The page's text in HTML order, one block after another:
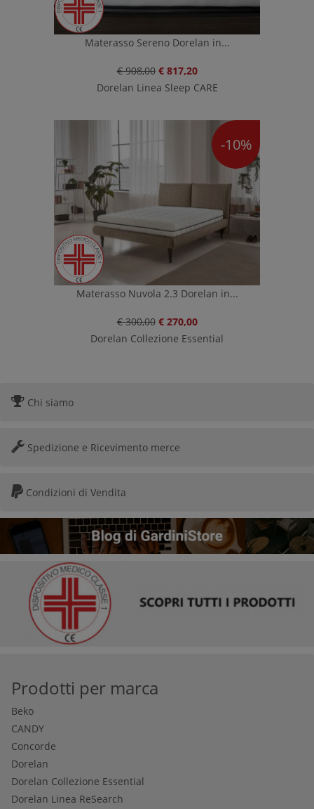
Materasso Sereno Dorelan in...
€ 908,00 € 817,20
Dorelan Linea Sleep CARE
-10%
Materasso Nuvola 2.3 Dorelan in...
€ 300,00 € 270,00
Dorelan Collezione Essential
Chi siamo
Spedizione e Ricevimento merce
Condizioni di Vendita
Prodotti per marca
Beko
CANDY
Concorde
Dorelan
Dorelan Collezione Essential
Dorelan Linea ReSearch